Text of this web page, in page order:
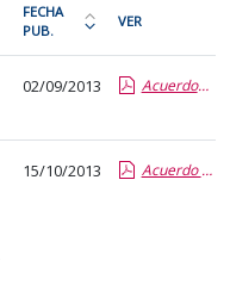
FECHA
PUB.
Ordena
la
tabla
fecha
de
VER
02/09/2013 Acuerdos 25 de julio 2013
15/10/2013 Acuerdo 28-13 Aprobación Tasas Académicas de Títulos Propios de Renovación y Nueva Implantación.pdf